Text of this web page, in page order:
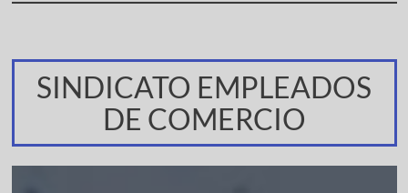
SINDICATO EMPLEADOS
DE COMERCIO